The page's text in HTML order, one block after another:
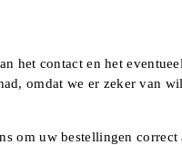
het contact en het
omdat we er zeker van
uw bestellingen